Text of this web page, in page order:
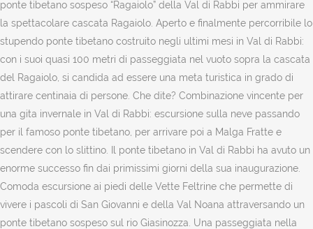
ponte tibetano sospeso “Ragaiolo” della Val di Rabbi per ammirare
la spettacolare cascata Ragaiolo. Aperto e finalmente percorribile lo
stupendo ponte tibetano costruito negli ultimi mesi in Val di Rabbi:
con i suoi quasi 100 metri di passeggiata nel vuoto sopra la cascata
del Ragaiolo, si candida ad essere una meta turistica in grado di
attirare centinaia di persone. Che dite? Combinazione vincente per
una gita invernale in Val di Rabbi: escursione sulla neve passando
per il famoso ponte tibetano, per arrivare poi a Malga Fratte e
scendere con lo slittino. Il ponte tibetano in Val di Rabbi ha avuto un
enorme successo fin dai primissimi giorni della sua inaugurazione.
Comoda escursione ai piedi delle Vette Feltrine che permette di
vivere i pascoli di San Giovanni e della Val Noana attraversando un
ponte tibetano sospeso sul rio Giasinozza. Una passeggiata nella